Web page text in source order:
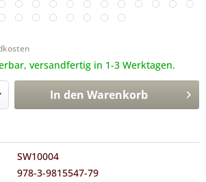
versandfertig in 1-3 Werktagen.
In den Warenkorb
SW10004
978-3-9815547-79